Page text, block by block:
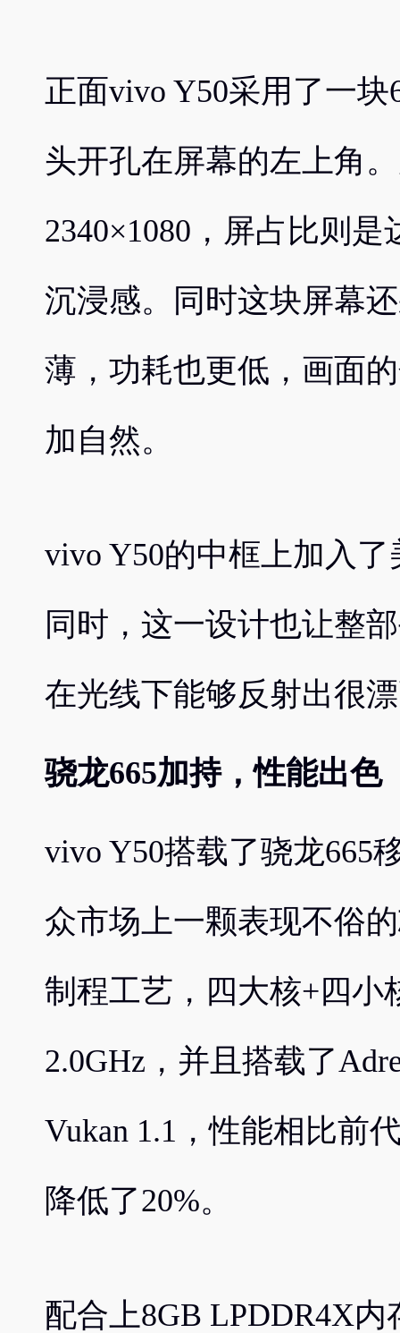
正面vivo Y50采用了一
头开孔在屏幕的左上角
2340×1080，屏占比则
沉浸感。同时这块屏幕
薄，功耗也更低，画面
加自然。
vivo Y50的中框上加入
同时，这一设计也让整
在光线下能够反射出很
骁龙665加持，性能出色
vivo Y50搭载了骁龙665
众市场上一颗表现不俗
制程工艺，四大核+四小
2.0GHz，并且搭载了
Vukan 1.1，性能相比前
降低了20%。
配合上8GB LPDDR4X内